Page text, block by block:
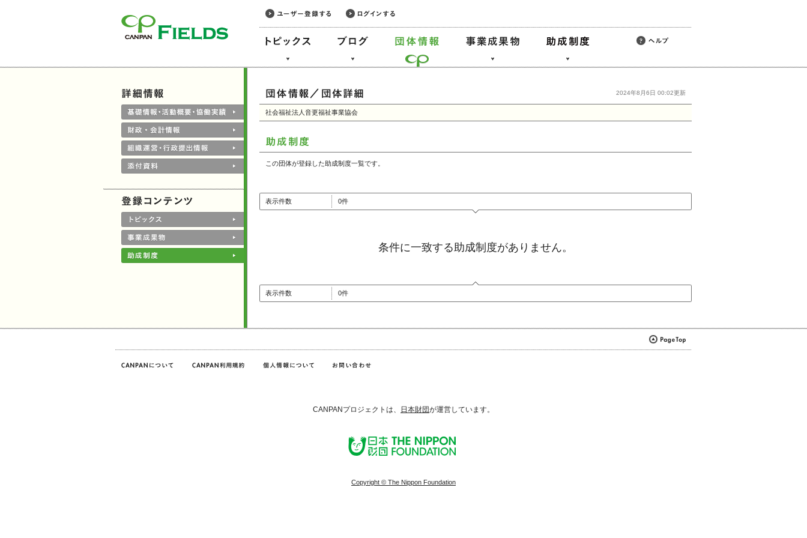
2024年8月6日 00:02更新
社会福祉法人音更福祉事業協会
この団体が登録した助成制度一覧です。
表示件数 0件
条件に一致する助成制度がありません。
表示件数 0件
CANPANプロジェクトは、 日本財団が運営しています。
Copyright © The Nippon Foundation